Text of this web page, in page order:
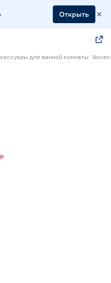
Открыть
для ванной комнаты